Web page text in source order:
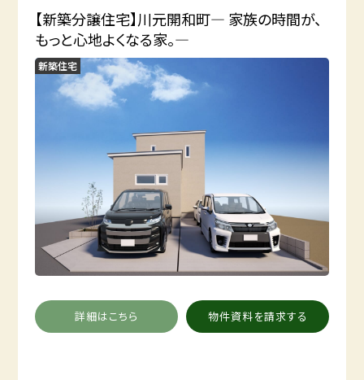
【新築分譲住宅】川元開和町― 家族の時間が、
もっと心地よくなる家。―
新築住宅
詳細はこちら 物件資料を請求する